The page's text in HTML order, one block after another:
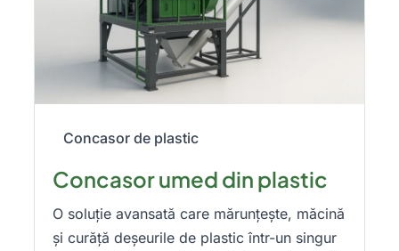
Concasor de plastic
Concasor umed din plastic
O soluție avansată care mărunțește, măcină
și curăță deșeurile de plastic într-un singur